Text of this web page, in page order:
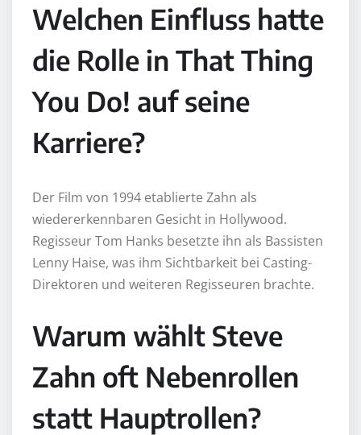
Welchen Einfluss hatte
die Rolle in That Thing
You Do! auf seine
Karriere?
Der Film von 1994 etablierte Zahn als
wiedererkennbaren Gesicht in Hollywood.
Regisseur Tom Hanks besetzte ihn als Bassisten
Lenny Haise, was ihm Sichtbarkeit bei Casting-
Direktoren und weiteren Regisseuren brachte.
Warum wählt Steve
Zahn oft Nebenrollen
statt Hauptrollen?